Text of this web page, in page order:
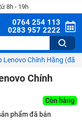
8h - 19h
0764 254 113
0283 957 2222
Lenovo Chính Hãng (đã
Chính
Còn hàng
phẩm đã bán